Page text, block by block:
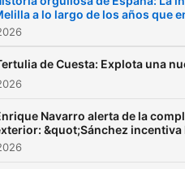
a lo largo de los años que
de Cuesta: Explota una
Navarro alerta de la
&quot;Sánchez